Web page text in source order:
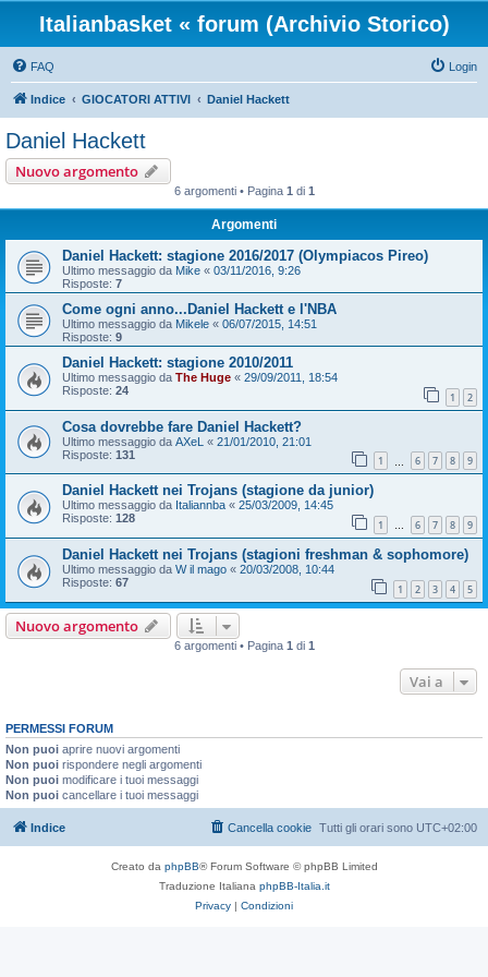
Italianbasket « forum (Archivio Storico)
FAQ Login
Indice GIOCATORI ATTIVI Daniel Hackett
Daniel Hackett
Nuovo argomento
6 argomenti • Pagina 1 di 1
Argomenti
Daniel Hackett: stagione 2016/2017 (Olympiacos Pireo)
Ultimo messaggio da Mike « 03/11/2016, 9:26
Risposte: 7
Come ogni anno...Daniel Hackett e l'NBA
Ultimo messaggio da Mikele « 06/07/2015, 14:51
Risposte: 9
Daniel Hackett: stagione 2010/2011
Ultimo messaggio da The Huge « 29/09/2011, 18:54
Risposte: 24 1 2
Cosa dovrebbe fare Daniel Hackett?
Ultimo messaggio da AXeL « 21/01/2010, 21:01
Risposte: 131 1 6 7 8 9
Daniel Hackett nei Trojans (stagione da junior)
Ultimo messaggio da Italiannba « 25/03/2009, 14:45
Risposte: 128 1 … 6 7 8 9
Daniel Hackett nei Trojans (stagioni freshman & sophomore)
Ultimo messaggio da W il mago « 20/03/2008, 10:44
Risposte: 67 1 2 3 4 5
Nuovo argomento
6 argomenti • Pagina 1 di 1
Vai a
PERMESSI FORUM
Non puoi aprire nuovi argomenti
Non puoi rispondere negli argomenti
Non puoi modificare i tuoi messaggi
Non puoi cancellare i tuoi messaggi
Indice Tutti gli orari sono UTC+02:00
Cancella cookie
Creato da phpBB® Forum Software © phpBB Limited
Traduzione Italiana phpBB-Italia.it
Privacy | Condizioni